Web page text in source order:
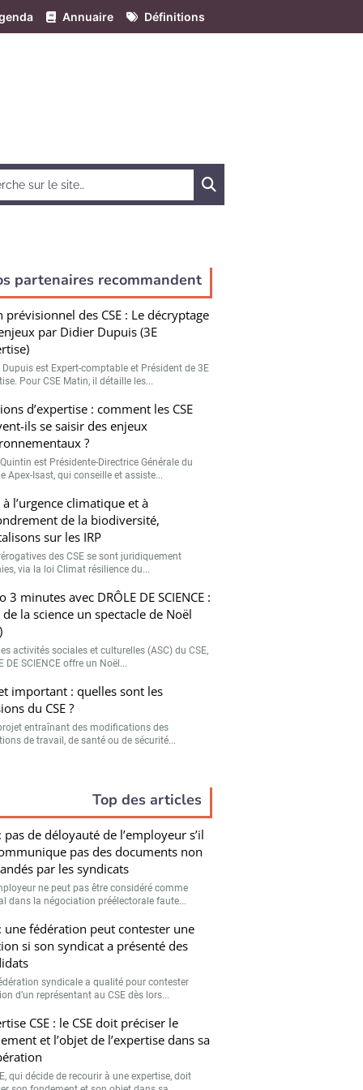
Annuaire Définitions
partenaires recommandent
prévisionnel des CSE : Le décryptage
par Didier Dupuis (3E
Dupuis est Expert-comptable et Président de 3E
Pour CSE Matin, il détaille les...
d’expertise : comment les CSE
ils se saisir des enjeux
?
est Présidente-Directrice Générale du
Apex-Isast, qui conseille et assiste...
à l’urgence climatique et à
de la biodiversité,
sur les IRP
des CSE se sont juridiquement
via la loi Climat résilience du...
3 minutes avec DRÔLE DE SCIENCE :
la science un spectacle de Noël
activités sociales et culturelles (ASC) du CSE,
DE SCIENCE offre un Noël...
important : quelles sont les
du CSE ?
entraînant des modifications des
de travail, de santé ou de sécurité...
Top des articles
pas de déloyauté de l’employeur s’il
pas des documents non
par les syndicats
ne peut pas être considéré comme
dans la négociation préélectorale faute...
: une fédération peut contester une
si son syndicat a présenté des
syndicale a qualité pour contester
d’un représentant au CSE dès lors...
CSE : le CSE doit préciser le
et l’objet de l’expertise dans sa
qui décide de recourir à une expertise, doit